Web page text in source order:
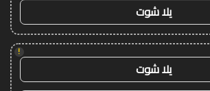
يلا شوت
!
يلا شوت